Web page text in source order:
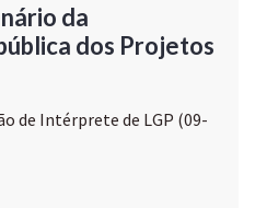
da
dos Projetos
de Intérprete de LGP (09-